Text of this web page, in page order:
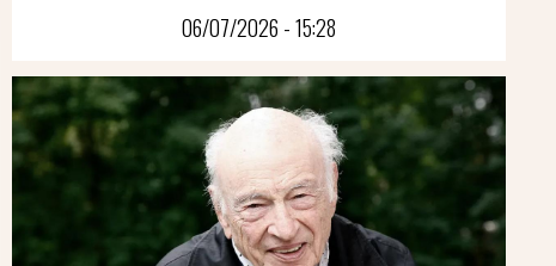
06/07/2026 - 15:28